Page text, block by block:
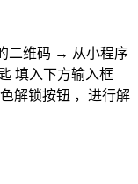
二维码 → 从小程序
填入下方输入框
解锁按钮 ，进行解